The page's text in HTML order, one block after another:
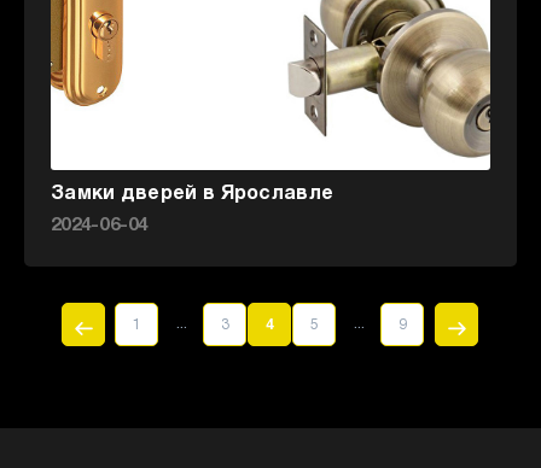
Замки дверей в Ярославле
2024-06-04
1 ... 3 4 5 ... 9